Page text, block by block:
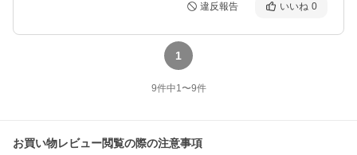
違反報告 いいね 0
1
9件中1〜9件
お買い物レビュー閲覧の際の注意事項